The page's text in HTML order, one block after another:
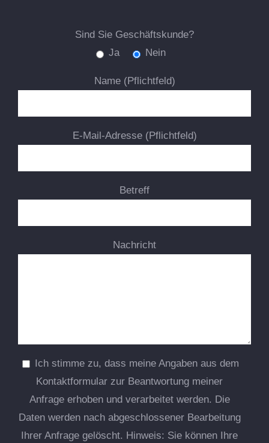
Sind Sie Geschäftskunde?
Ja
Nein
Name (Pflichtfeld)
E-Mail-Adresse (Pflichtfeld)
Betreff
Nachricht
Ich stimme zu, dass meine Angaben aus dem
Kontaktformular zur Beantwortung meiner
Anfrage erhoben und verarbeitet werden. Die
Daten werden nach abgeschlossener Bearbeitung
Ihrer Anfrage gelöscht. Hinweis: Sie können Ihre